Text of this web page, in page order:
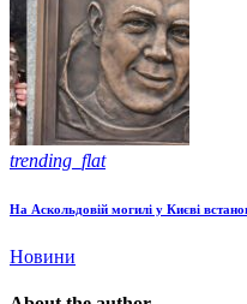
trending_flat
На Аскольдовій могилі у Києві
Новини